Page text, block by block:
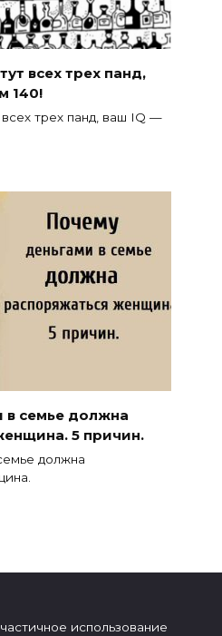
всех трех панд,
140!
трех панд, ваш IQ —
в семье должна
5 причин.
должна
использование